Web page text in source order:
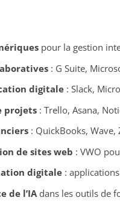
pour la gestion
: G Suite,
digitale: Slack,
projets: Trello, Asana,
: QuickBooks, Wave,
de sites web : VWO
digitale:
de l’IAdans les outils de